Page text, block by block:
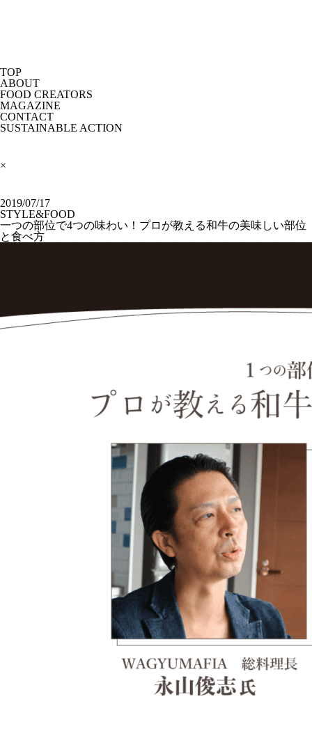
TOP
ABOUT
FOOD CREATORS
MAGAZINE
CONTACT
SUSTAINABLE ACTION
×
2019/07/17
STYLE&FOOD
一つの部位で4つの味わい！プロが教える和牛の美味しい部位
と食べ方